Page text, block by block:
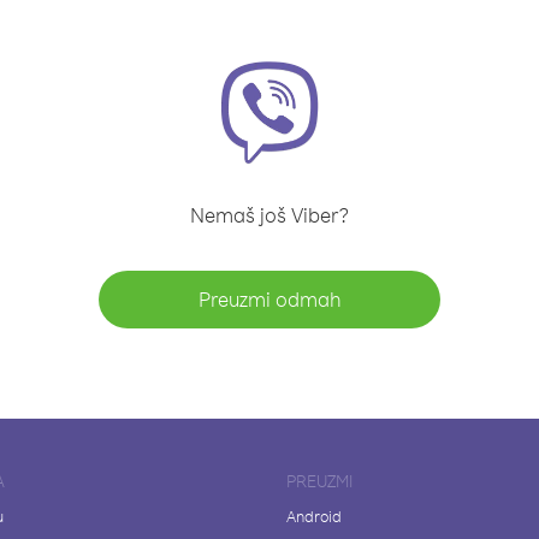
Nemaš još Viber?
Preuzmi odmah
PREUZMI
Android